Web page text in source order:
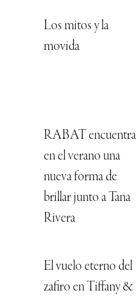
Los mitos y la
movida
RABAT encuentra
en el verano una
nueva forma de
brillar junto a Tana
Rivera
El vuelo eterno del
zafiro en Tiffany &